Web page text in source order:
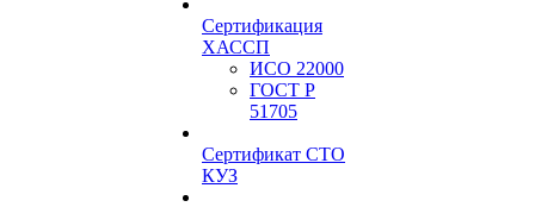
Сертификация
ХАССП
ИСО 22000
ГОСТ Р
51705
Сертификат СТО
КУЗ